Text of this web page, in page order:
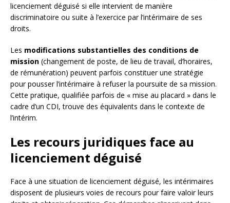
licenciement déguisé si elle intervient de manière
discriminatoire ou suite à l’exercice par l’intérimaire de ses
droits.
Les modifications substantielles des conditions de
mission (changement de poste, de lieu de travail, d’horaires,
de rémunération) peuvent parfois constituer une stratégie
pour pousser l’intérimaire à refuser la poursuite de sa mission.
Cette pratique, qualifiée parfois de « mise au placard » dans le
cadre d’un CDI, trouve des équivalents dans le contexte de
l’intérim.
Les recours juridiques face au
licenciement déguisé
Face à une situation de licenciement déguisé, les intérimaires
disposent de plusieurs voies de recours pour faire valoir leurs